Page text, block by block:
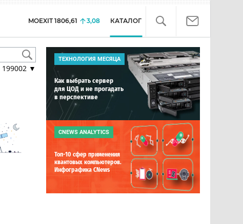
MOEXIT 1806,61 3,08 КАТАЛОГ
199002 ▼
ТЕХНОЛОГИЯ МЕСЯЦА
Как выбрать сервер
для ЦОД и не прогадать
в перспективе
CNEWS ANALYTICS
Топ-10 сфер применения
квантовых компьютеров.
Инфографика CNews